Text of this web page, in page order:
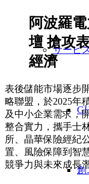
サービ
創
阿波羅
壇 搶攻
經濟
表後儲能市場逐步
略聯盟，於2025年
及中小企業需求，
整合實力，攜手士
所、晶華保險經紀
置、風險保障到智
競爭力與未來成長